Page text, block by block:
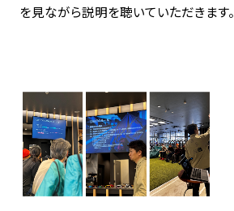
を見ながら説明を聴いていただきます。